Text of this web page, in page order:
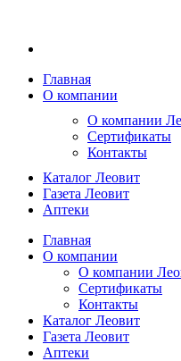
Главная
О компании
О компании
Сертификаты
Контакты
Каталог Леовит
Газета Леовит
Аптеки
Главная
О компании
О компании
Сертификаты
Контакты
Каталог Леовит
Газета Леовит
Аптеки